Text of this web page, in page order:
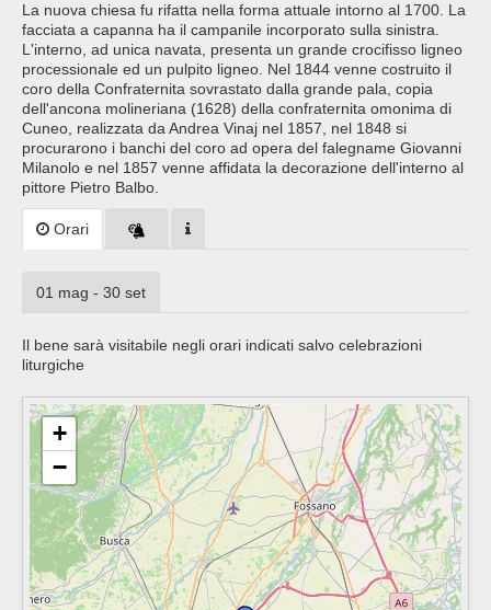
La nuova chiesa fu rifatta nella forma attuale intorno al 1700. La
facciata a capanna ha il campanile incorporato sulla sinistra.
L'interno, ad unica navata, presenta un grande crocifisso ligneo
processionale ed un pulpito ligneo. Nel 1844 venne costruito il
coro della Confraternita sovrastato dalla grande pala, copia
dell'ancona molineriana (1628) della confraternita omonima di
Cuneo, realizzata da Andrea Vinaj nel 1857, nel 1848 si
procurarono i banchi del coro ad opera del falegname Giovanni
Milanolo e nel 1857 venne affidata la decorazione dell'interno al
pittore Pietro Balbo.
Orari
01 mag - 30 set
Il bene sarà visitabile negli orari indicati salvo celebrazioni
liturgiche
+
−